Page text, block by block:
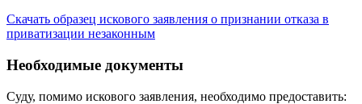
Скачать образец искового заявления о признании отказа в
приватизации незаконным
Необходимые документы
Суду, помимо искового заявления, необходимо предоставить: